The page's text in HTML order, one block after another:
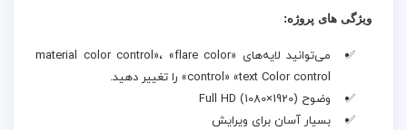
ویژگی های پروژه:
می‌توانید لایه‌های «material color control»، «flare color
control» «text Color control» را تغییر دهید.
وضوح Full HD (1080×1920)
بسیار آسان برای ویرایش